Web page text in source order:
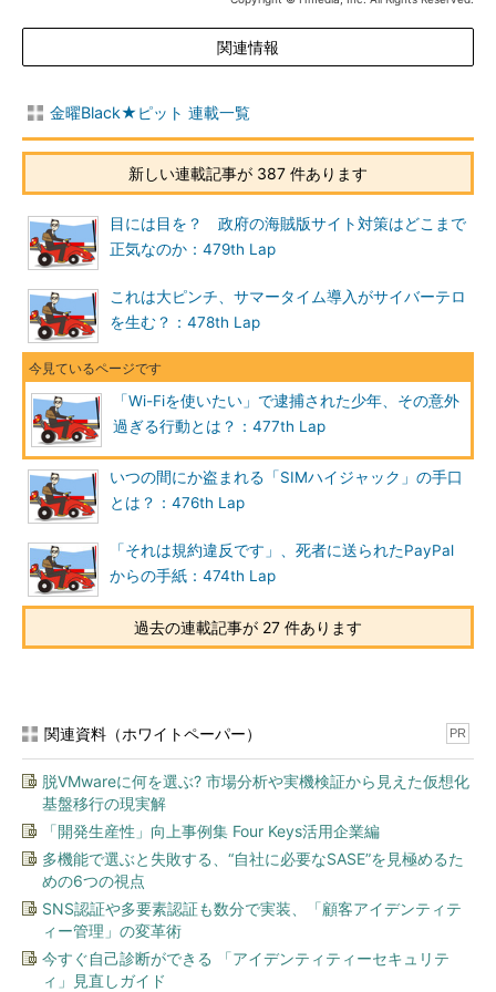
関連情報
金曜Black★ピット 連載一覧
新しい連載記事が 387 件あります
目には目を？ 政府の海賊版サイト対策はどこまで
正気なのか：479th Lap
これは大ピンチ、サマータイム導入がサイバーテロ
を生む？：478th Lap
「Wi-Fiを使いたい」で逮捕された少年、その意外
過ぎる行動とは？：477th Lap
いつの間にか盗まれる「SIMハイジャック」の手口
とは？：476th Lap
「それは規約違反です」、死者に送られたPayPal
からの手紙：474th Lap
過去の連載記事が 27 件あります
関連資料（ホワイトペーパー） PR
脱VMwareに何を選ぶ? 市場分析や実機検証から見えた仮想化
基盤移行の現実解
「開発生産性」向上事例集 Four Keys活用企業編
多機能で選ぶと失敗する、“自社に必要なSASE”を見極めるた
めの6つの視点
SNS認証や多要素認証も数分で実装、「顧客アイデンティテ
ィー管理」の変革術
今すぐ自己診断ができる 「アイデンティティーセキュリテ
ィ」見直しガイド